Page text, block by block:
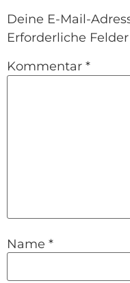
Deine E-Mail-
Erforderliche
Kommentar *
Name *